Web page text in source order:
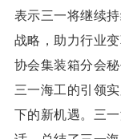
表示三一将继续
战略，助力行业
协会集装箱分会
三一海工的引领
下的新机遇。 三